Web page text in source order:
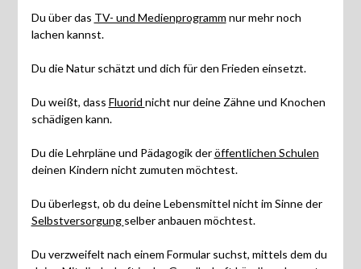
Du über das TV- und Medienprogramm nur mehr noch
lachen kannst.
Du die Natur schätzt und dich für den Frieden einsetzt.
Du weißt, dass Fluorid nicht nur deine Zähne und Knochen
schädigen kann.
Du die Lehrpläne und Pädagogik deröffentlichen Schulen
deinen Kindern nicht zumuten möchtest.
Du überlegst, ob du deine Lebensmittel nicht im Sinne der
Selbstversorgung selber anbauen möchtest.
Du verzweifelt nach einem Formular suchst, mittels dem du